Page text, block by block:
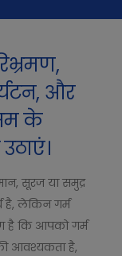
और
के
सूरज या समुद्र
है, लेकिन गर्म
है कि आपको गर्म
आवश्यकता है,